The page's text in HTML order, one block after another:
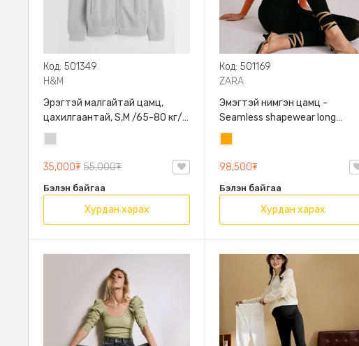
Код: 501349
H&M
Эрэгтэй малгайтай цамц,
цахилгаантай, S,M /65-80 кг/,
H&M, 0852614006, Даавуу
35,000₮ 55,000₮
Бэлэн байгаа
Хурдан харах
Код: 501169
ZARA
Эмэгтэй нимгэн цамц -
Seamless shapewear long
sleeve t-shirt, 40-60кг жинд
таарна, ZARA, 8779/458/615,
Урт ханцуйтай
98,500₮
Бэлэн байгаа
Хурдан харах